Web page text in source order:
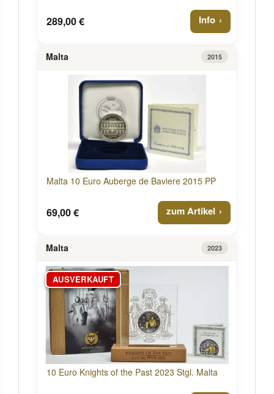
289,00 € Info
Malta 2015
Malta 10 Euro Auberge de Baviere 2015 PP
69,00 € zum Artikel
Malta 2023
AUSVERKAUFT
10 Euro Knights of the Past 2023 Stgl. Malta